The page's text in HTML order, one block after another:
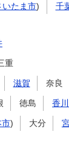
いたま市) 千
重
滋賀 奈良
徳島 香川
市) 大分